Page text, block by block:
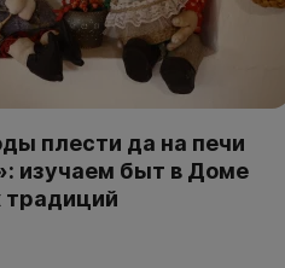
плести да на печи
изучаем быт в Доме
традиций